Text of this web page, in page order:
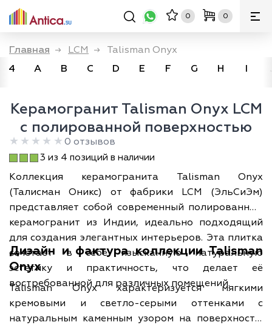
0 0
Главная → LCM →
Talisman Onyx
4
A B C D E F G H I
Керамогранит Talisman Onyx LCM
с полированной поверхностью
0 отзывов
3 из 4 позиций в наличии
Коллекция керамогранита Talisman Onyx
(Талисман Оникс) от фабрики LCM (ЭльСиЭм)
представляет собой современный полированный
керамогранит из Индии, идеально подходящий
для создания элегантных интерьеров. Эта плитка
сочетает в себе изысканную натуральную
эстетику и практичность, что делает её
востребованной для различных помещений.
Дизайн и фактура коллекции Talisman
Onyx
Talisman Onyx характеризуется мягкими
кремовыми и светло-серыми оттенками с
натуральным каменным узором на поверхности.